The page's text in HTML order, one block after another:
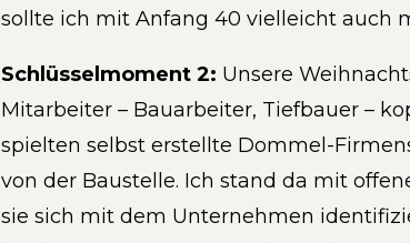
sollte ich mit Anfang 40 vielleicht auch
Schlüsselmoment 2: Unsere
Mitarbeiter – Bauarbeiter, Tiefbauer –
spielten selbst erstellte Dommel-
von der Baustelle. Ich stand da mit
sie sich mit dem Unternehmen